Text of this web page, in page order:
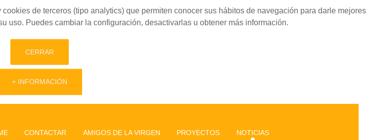
de terceros (tipo analytics) que permiten conocer sus hábitos de navegación para darle mejores
uso. Puedes cambiar la configuración, desactivarlas u obtener más información.
CERRAR
+ INFORMACIÓN
CONTACTAR AMIGOS DE LA VIRGEN PROYECTOS NOTICIAS